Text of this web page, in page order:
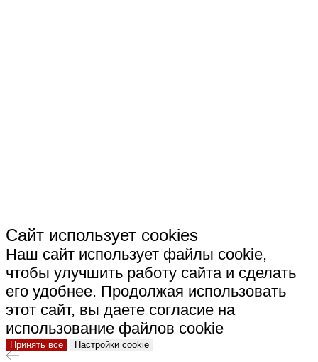
Сайт использует cookies
Наш сайт использует файлы cookie,
чтобы улучшить работу сайта и сделать
его удобнее. Продолжая использовать
этот сайт, вы даете согласие на
использование файлов cookie
Принять все Настройки cookie